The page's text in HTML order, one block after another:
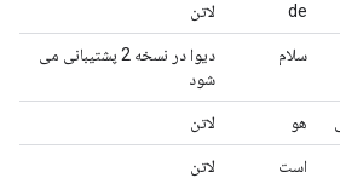
de لاتن
سلام
دیوا در نسخه 2 پشتیبانی می
شود
هو لاتن
است لاتن